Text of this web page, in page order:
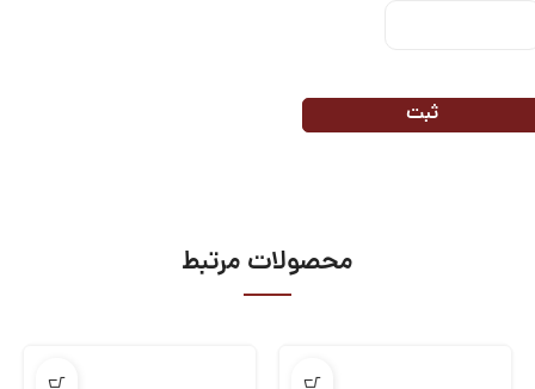
محصولات مرتبط